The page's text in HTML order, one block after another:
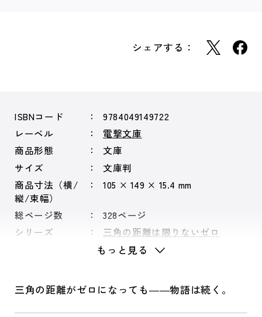
シェアする：
ISBNコード
9784049149722
レーベル
電撃文庫
商品形態
文庫
サイズ
文庫判
商品寸法（横/
縦/束幅）
105 × 149 × 15.4 mm
総ページ数
328ページ
シリーズ
三角の距離は限りないゼロ
もっと見る
三角の距離がゼロになっても――物語は続く。